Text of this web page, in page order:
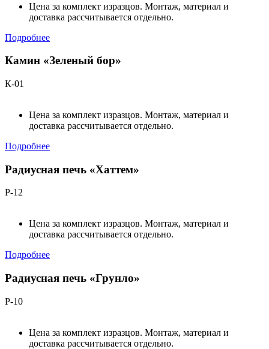
Цена за комплект изразцов. Монтаж, материал и
доставка рассчитывается отдельно.
Подробнее
Камин «Зеленый бор»
К-01
Цена за комплект изразцов. Монтаж, материал и
доставка рассчитывается отдельно.
Подробнее
Радиусная печь «Хаттем»
Р-12
Цена за комплект изразцов. Монтаж, материал и
доставка рассчитывается отдельно.
Подробнее
Радиусная печь «Грунло»
Р-10
Цена за комплект изразцов. Монтаж, материал и
доставка рассчитывается отдельно.